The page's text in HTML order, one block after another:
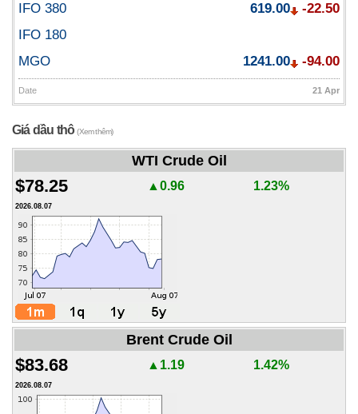
IFO 380 619.00
-22.50
IFO 180
MGO
1241.00 -94.00
Date 21 Apr
Giá dầu thô(Xem thêm)
WTI Crude Oil
$78.25 ▲0.96 1.23%
2026.08.07
Brent Crude Oil
$83.68 ▲1.19 1.42%
2026.08.07